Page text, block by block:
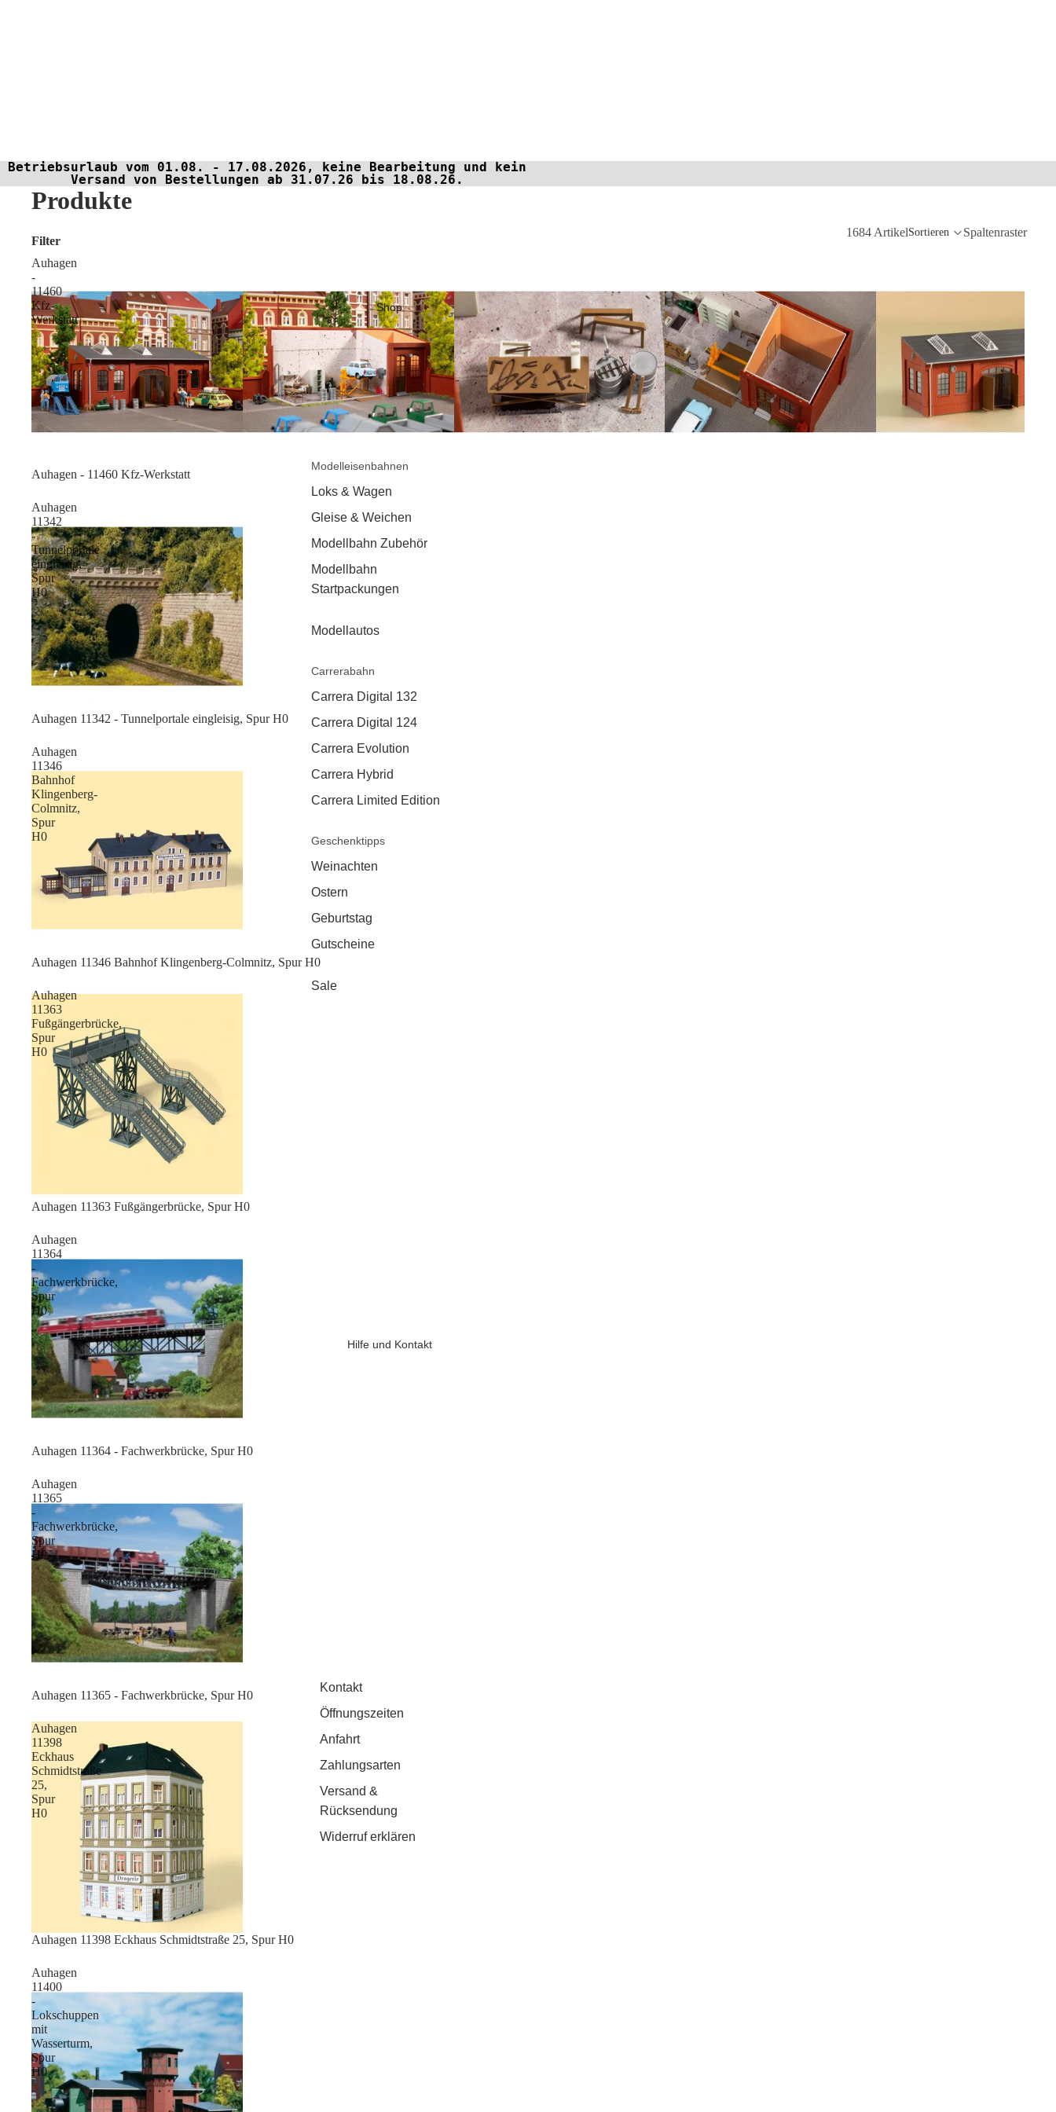
Shop
Modelleisenbahnen
Loks & Wagen
Gleise & Weichen
Modellbahn Zubehör
Modellbahn
Startpackungen
Modellautos
Carrerabahn
Carrera Digital 132
Carrera Digital 124
Carrera Evolution
Carrera Hybrid
Carrera Limited Edition
Geschenktipps
Weinachten
Ostern
Geburtstag
Gutscheine
Sale
Hilfe und Kontakt
Kontakt
Öffnungszeiten
Anfahrt
Zahlungsarten
Versand &
Rücksendung
Widerruf erklären
Betriebsurlaub vom 01.08. - 17.08.2026, keine Bearbeitung und kein
Versand von Bestellungen ab 31.07.26 bis 18.08.26.
Produkte
Filter
1684 ArtikelSortieren Spaltenraster
Auhagen
-
11460
Kfz-
Werkstatt
Sale
Auhagen - 11460 Kfz-Werkstatt
Auhagen
11342
-
Tunnelportale
eingleisig,
Spur
H0
Auhagen 11342 - Tunnelportale eingleisig, Spur H0
Auhagen
11346
Bahnhof
Klingenberg-
Colmnitz,
Spur
H0
Sale
Auhagen 11346 Bahnhof Klingenberg-Colmnitz, Spur H0
Auhagen
11363
Fußgängerbrücke,
Spur
H0
Sale
Auhagen 11363 Fußgängerbrücke, Spur H0
Auhagen
11364
-
Fachwerkbrücke,
Spur
H0
Sale
Auhagen 11364 - Fachwerkbrücke, Spur H0
Auhagen
11365
-
Fachwerkbrücke,
Spur
H0
Sale
Auhagen 11365 - Fachwerkbrücke, Spur H0
Auhagen
11398
Eckhaus
Schmidtstraße
25,
Spur
H0
Sale
Auhagen 11398 Eckhaus Schmidtstraße 25, Spur H0
Auhagen
11400
-
Lokschuppen
mit
Wasserturm,
Spur
H0